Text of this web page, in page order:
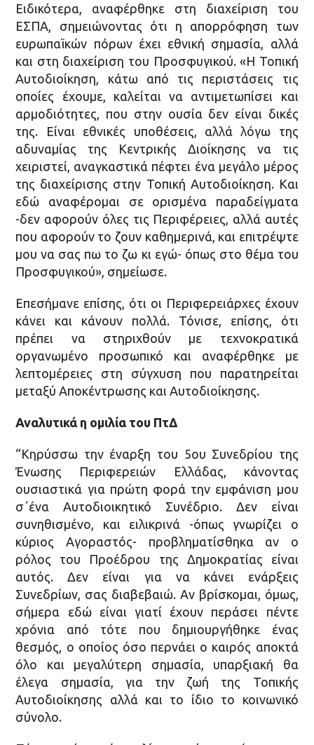
Ειδικότερα, αναφέρθηκε στη διαχείριση του
ΕΣΠΑ, σημειώνοντας ότι η απορρόφηση των
ευρωπαϊκών πόρων έχει εθνική σημασία, αλλά
και στη διαχείριση του Προσφυγικού. «Η Τοπική
Αυτοδιοίκηση, κάτω από τις περιστάσεις τις
οποίες έχουμε, καλείται να αντιμετωπίσει και
αρμοδιότητες, που στην ουσία δεν είναι δικές
της. Είναι εθνικές υποθέσεις, αλλά λόγω της
αδυναμίας της Κεντρικής Διοίκησης να τις
χειριστεί, αναγκαστικά πέφτει ένα μεγάλο μέρος
της διαχείρισης στην Τοπική Αυτοδιοίκηση. Και
εδώ αναφέρομαι σε ορισμένα παραδείγματα
-δεν αφορούν όλες τις Περιφέρειες, αλλά αυτές
που αφορούν το ζουν καθημερινά, και επιτρέψτε
μου να σας πω το ζω κι εγώ- όπως στο θέμα του
Προσφυγικού», σημείωσε.
Επεσήμανε επίσης, ότι οι Περιφερειάρχες έχουν
κάνει και κάνουν πολλά. Τόνισε, επίσης, ότι
πρέπει να στηριχθούν με τεχνοκρατικά
οργανωμένο προσωπικό και αναφέρθηκε με
λεπτομέρειες στη σύγχυση που παρατηρείται
μεταξύ Αποκέντρωσης και Αυτοδιοίκησης.
Αναλυτικά η ομιλία του ΠτΔ
“Κηρύσσω την έναρξη του 5ου Συνεδρίου της
Ένωσης Περιφερειών Ελλάδας, κάνοντας
ουσιαστικά για πρώτη φορά την εμφάνιση μου
σ΄ένα Αυτοδιοικητικό Συνέδριο. Δεν είναι
συνηθισμένο, και ειλικρινά -όπως γνωρίζει ο
κύριος Αγοραστός- προβληματίσθηκα αν ο
ρόλος του Προέδρου της Δημοκρατίας είναι
αυτός. Δεν είναι για να κάνει ενάρξεις
Συνεδρίων, σας διαβεβαιώ. Αν βρίσκομαι, όμως,
σήμερα εδώ είναι γιατί έχουν περάσει πέντε
χρόνια από τότε που δημιουργήθηκε ένας
θεσμός, ο οποίος όσο περνάει ο καιρός αποκτά
όλο και μεγαλύτερη σημασία, υπαρξιακή θα
έλεγα σημασία, για την ζωή της Τοπικής
Αυτοδιοίκησης αλλά και το ίδιο το κοινωνικό
σύνολο.